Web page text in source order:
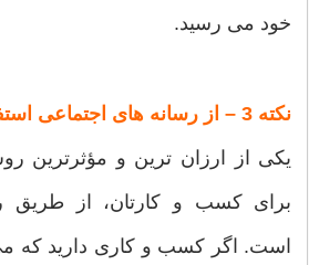
خود می رسید.
نکته 3 – از رسانه های اجتماعی استفاده کنید.
یکی از ارزان ترین و مؤثرترین
برای کسب و کارتان، از طریق
است. اگر کسب و کاری دارید که می